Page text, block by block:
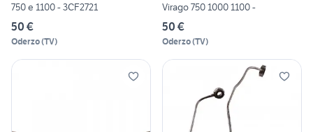
750 e 1100 - 3CF2721
50 €
Oderzo(TV)
Virago 750 1000 1100 -
50 €
Oderzo(TV)